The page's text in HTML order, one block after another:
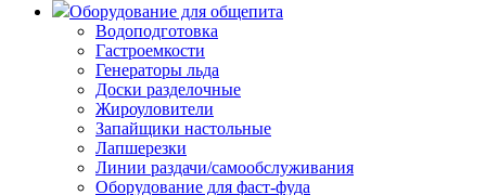
Оборудование для общепита
Водоподготовка
Гастроемкости
Генераторы льда
Доски разделочные
Жироуловители
Запайщики настольные
Лапшерезки
Линии раздачи/самообслуживания
Оборудование для фаст-фуда